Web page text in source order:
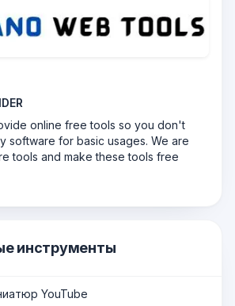
online free tools so you don't
software for basic usages. We are
tools and make these tools free
инструменты
YouTube